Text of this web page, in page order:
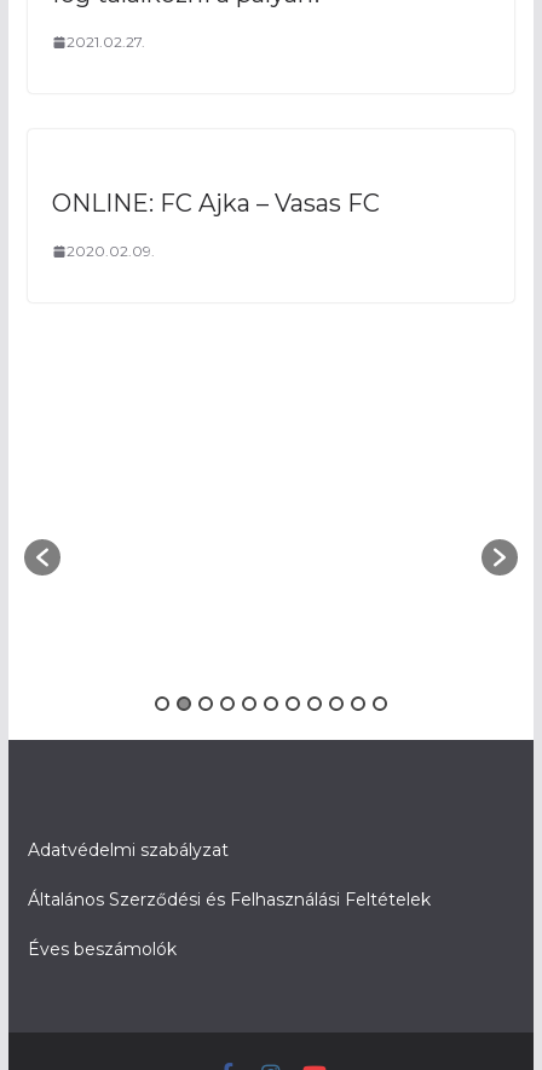
2021.02.27.
ONLINE: FC Ajka – Vasas FC
2020.02.09.
Adatvédelmi szabályzat
Általános Szerződési és Felhasználási Feltételek
Éves beszámolók